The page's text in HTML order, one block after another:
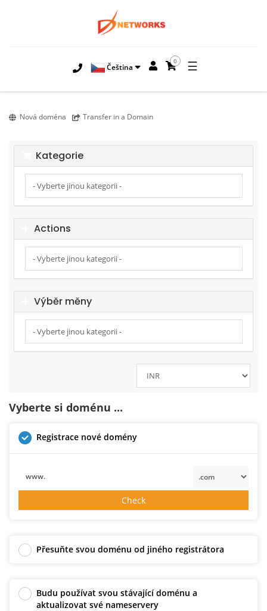
Čeština
0 ☰
Nová doména Transfer in a Domain
Kategorie
Actions
Výběr měny
Vyberte si doménu ...
Registrace nové domény
www.
Check
Přesuňte svou doménu od jiného registrátora
Budu používat svou stávající doménu a
aktualizovat své nameservery